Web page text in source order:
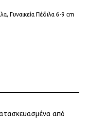
, Γυναικεία Πέδιλα 6-9 cm
από